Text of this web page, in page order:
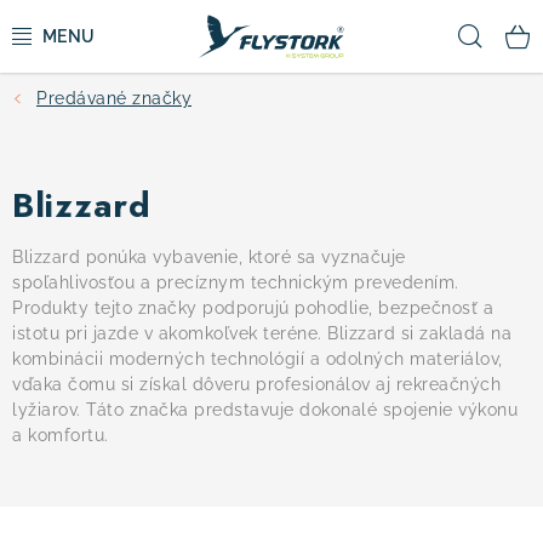
na
CYKLISTIKA
OBLEČENIE A TOPÁNKY
DOPLNKY
Predávané značky
Blizzard
Blizzard ponúka vybavenie, ktoré sa vyznačuje
spoľahlivosťou a precíznym technickým prevedením.
Produkty tejto značky podporujú pohodlie, bezpečnosť a
istotu pri jazde v akomkoľvek teréne. Blizzard si zakladá na
kombinácii moderných technológií a odolných materiálov,
vďaka čomu si získal dôveru profesionálov aj rekreačných
lyžiarov. Táto značka predstavuje dokonalé spojenie výkonu
a komfortu.